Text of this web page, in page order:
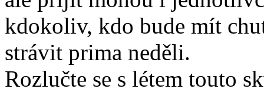
kdokoliv, kdo bude mít
strávit prima neděli.
Rozlučte se s létem touto